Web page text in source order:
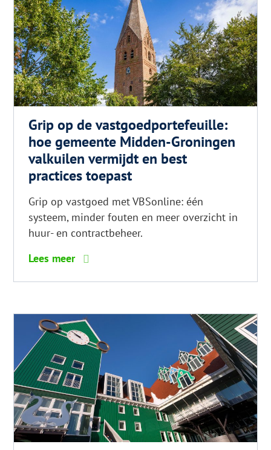
Grip op de vastgoedportefeuille:
hoe gemeente Midden-Groningen
valkuilen vermijdt en best
practices toepast
Grip op vastgoed met VBSonline: één
systeem, minder fouten en meer overzicht in
huur- en contractbeheer.
Lees meer 6
haar